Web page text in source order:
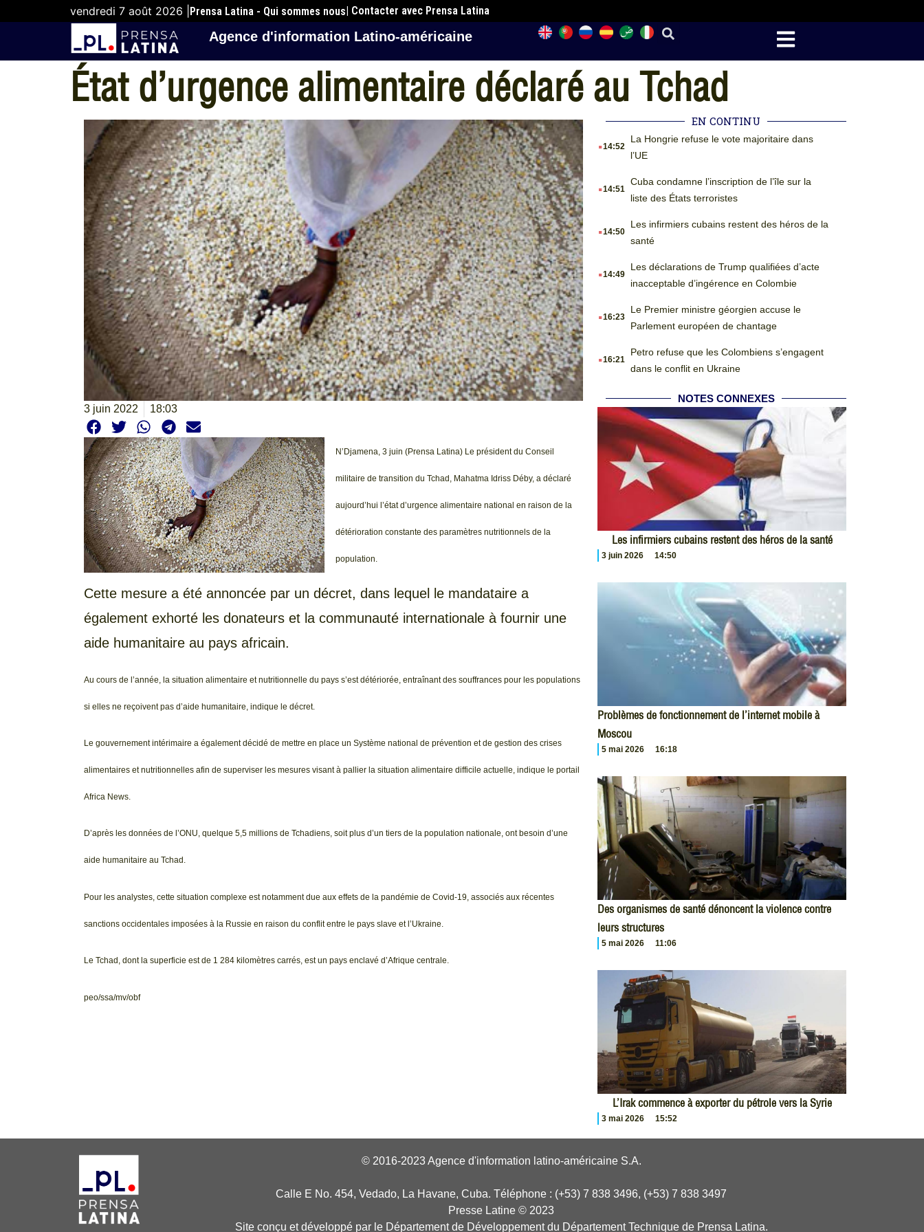
vendredi 7 août 2026 | Prensa Latina - Qui sommes nous| Contacter avec Prensa Latina
Agence d'information Latino-américaine
État d’urgence alimentaire déclaré au Tchad
3 juin 2022 18:03
N’Djamena, 3 juin (Prensa Latina) Le président du Conseil
militaire de transition du Tchad, Mahatma Idriss Déby, a déclaré
aujourd’hui l’état d’urgence alimentaire national en raison de la
détérioration constante des paramètres nutritionnels de la
population.
Cette mesure a été annoncée par un décret, dans lequel le mandataire a
également exhorté les donateurs et la communauté internationale à fournir une
aide humanitaire au pays africain.
Au cours de l’année, la situation alimentaire et nutritionnelle du pays s’est détériorée, entraînant des souffrances pour les populations
si elles ne reçoivent pas d’aide humanitaire, indique le décret.
Le gouvernement intérimaire a également décidé de mettre en place un Système national de prévention et de gestion des crises
alimentaires et nutritionnelles afin de superviser les mesures visant à pallier la situation alimentaire difficile actuelle, indique le portail
Africa News.
D’après les données de l’ONU, quelque 5,5 millions de Tchadiens, soit plus d’un tiers de la population nationale, ont besoin d’une
aide humanitaire au Tchad.
Pour les analystes, cette situation complexe est notamment due aux effets de la pandémie de Covid-19, associés aux récentes
sanctions occidentales imposées à la Russie en raison du conflit entre le pays slave et l’Ukraine.
Le Tchad, dont la superficie est de 1 284 kilomètres carrés, est un pays enclavé d’Afrique centrale.
peo/ssa/mv/obf
EN CONTINU
.14:52
La Hongrie refuse le vote majoritaire dans
l’UE
.14:51
Cuba condamne l’inscription de l’île sur la
liste des États terroristes
.14:50
Les infirmiers cubains restent des héros de la
santé
.14:49
Les déclarations de Trump qualifiées d’acte
inacceptable d’ingérence en Colombie
.16:23
Le Premier ministre géorgien accuse le
Parlement européen de chantage
.16:21
Petro refuse que les Colombiens s’engagent
dans le conflit en Ukraine
NOTES CONNEXES
Les infirmiers cubains restent des héros de la santé
3 juin 2026 14:50
Problèmes de fonctionnement de l’internet mobile à
Moscou
5 mai 2026 16:18
Des organismes de santé dénoncent la violence contre
leurs structures
5 mai 2026 11:06
L’Irak commence à exporter du pétrole vers la Syrie
3 mai 2026 15:52
© 2016-2023 Agence d'information latino-américaine S.A.
Calle E No. 454, Vedado, La Havane, Cuba. Téléphone : (+53) 7 838 3496, (+53) 7 838 3497
Presse Latine © 2023
Site conçu et développé par le Département de Développement du Département Technique de Prensa Latina.